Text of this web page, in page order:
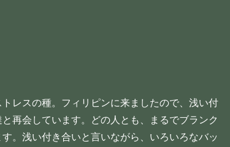
レスの種。フィリピンに来ましたので、浅い付
再会しています。どの人とも、まるでブランク
。浅い付き合いと言いながら、いろいろなバッ